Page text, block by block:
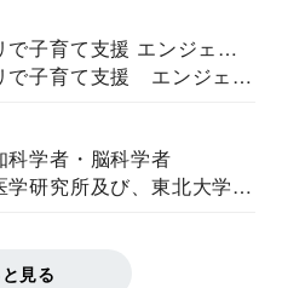
で子育て支援 エンジェル
所長
で子育て支援 エンジェル
科学者・脳科学者
学研究所及び、東北大学大
見る